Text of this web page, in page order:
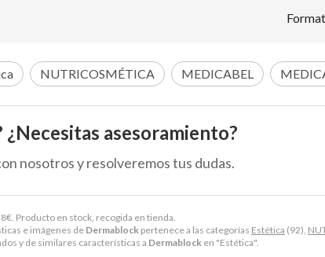
€. Producto en stock, recogida en tienda.
e imágenes de Dermablock pertenece a las categorías Estética (92),
y de similares características a Dermablock en "Estética".
NUTRICOSMÉTICA MEDICABEL
¿Necesitas asesoramiento?
nosotros y resolveremos tus dudas.